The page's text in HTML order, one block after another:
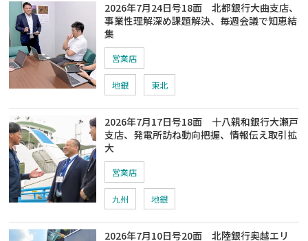
2026年7月24日号18面 北都銀行大曲支店、
事業性理解深め課題解決、毎週会議で知恵結
集
営業店
地銀 東北
2026年7月17日号18面 十八親和銀行大瀬戸
支店、発電所訪ね動向把握、情報伝え取引拡
大
営業店
九州 地銀
2026年7月10日号20面 北陸銀行奥越エリ